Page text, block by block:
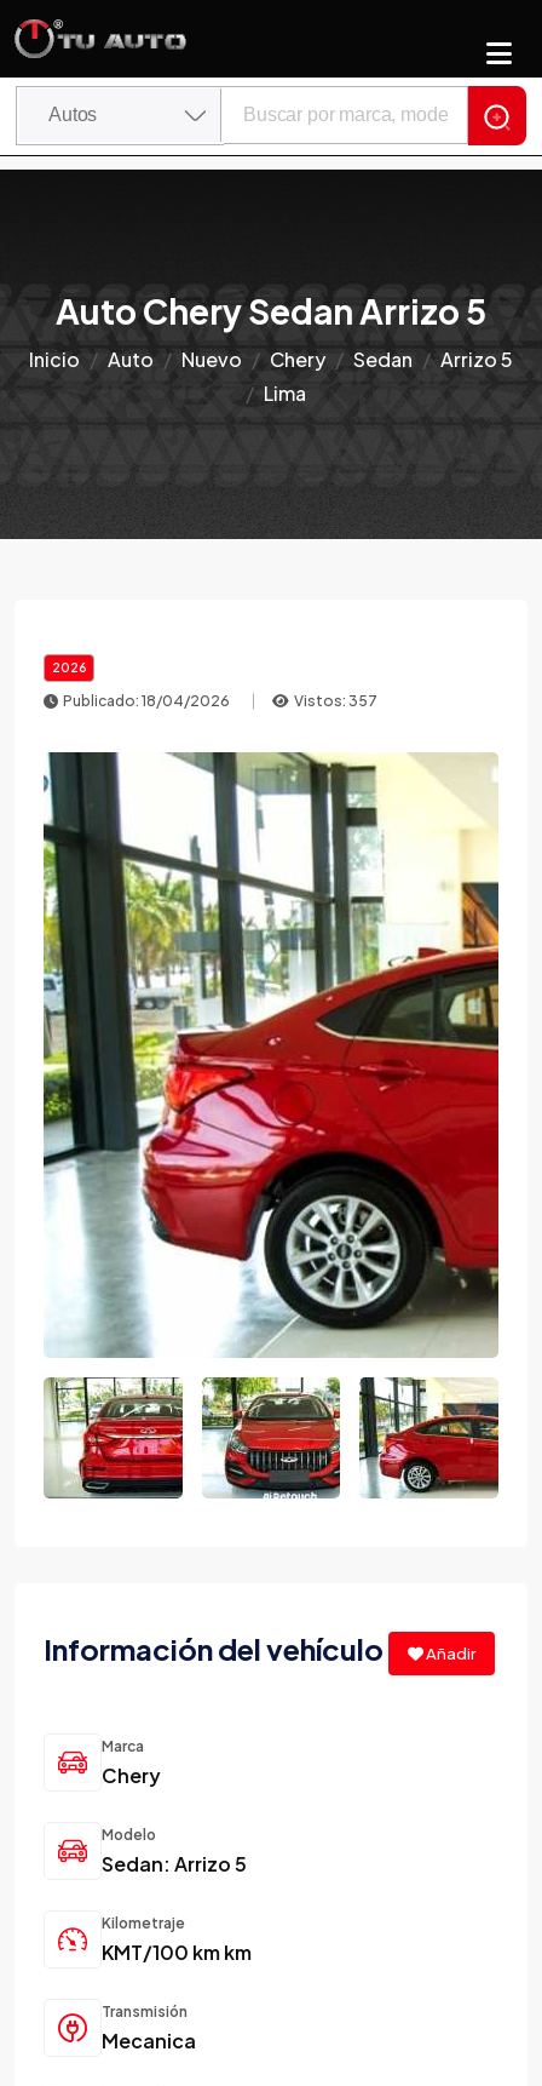
Auto Chery Sedan Arrizo 5
Inicio Auto Nuevo Chery Sedan
Arrizo 5
Lima
2026
Publicado: 18/04/2026 Vistos: 357
Información del vehículo Añadir
Marca
Chery
Modelo
Sedan: Arrizo 5
Kilometraje
KMT/100 km km
Transmisión
Mecanica